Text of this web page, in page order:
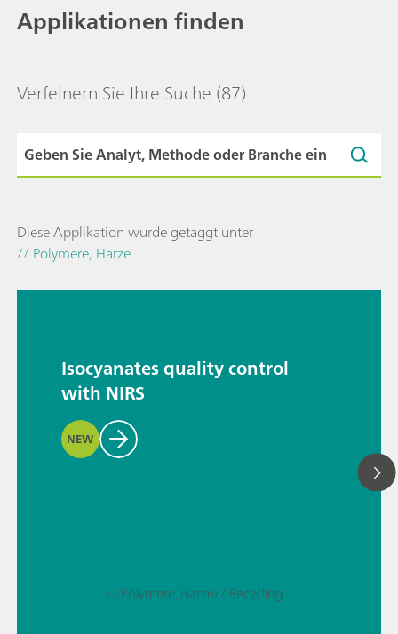
Applikationen finden
Verfeinern Sie Ihre Suche (87)
Diese Applikation wurde getaggt unter
// Polymere, Harze
Isocyanates quality control
with NIRS
NEW
// Polymere, Harze// Recycling